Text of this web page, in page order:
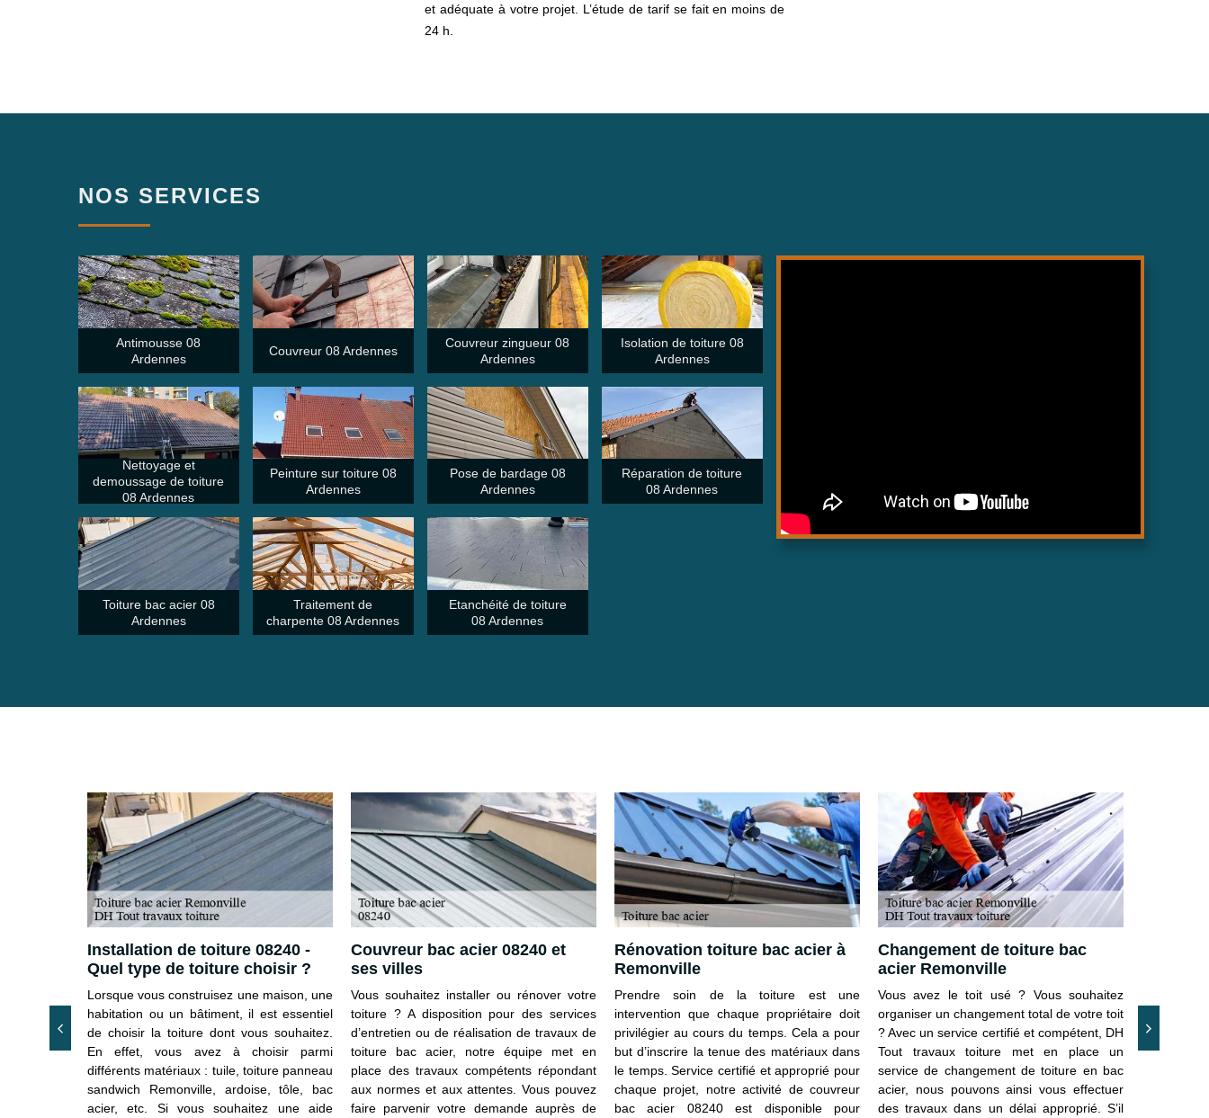
et adéquate à votre projet. L’étude de tarif se fait en moins de
24 h.
NOS SERVICES
Antimousse 08
Ardennes
Couvreur 08 Ardennes
Couvreur zingueur 08
Ardennes
Isolation de toiture 08
Ardennes
Nettoyage et
demoussage de toiture
08 Ardennes
Peinture sur toiture 08
Ardennes
Pose de bardage 08
Ardennes
Réparation de toiture
08 Ardennes
Toiture bac acier 08
Ardennes
Traitement de
charpente 08 Ardennes
Etanchéité de toiture
08 Ardennes
bac acier
Installation de toiture 08240 -
Quel type de toiture choisir ?
Lorsque vous construisez une maison, une
habitation ou un bâtiment, il est essentiel
de choisir la toiture dont vous souhaitez.
En effet, vous avez à choisir parmi
différents matériaux : tuile, toiture panneau
sandwich Remonville, ardoise, tôle, bac
acier, etc. Si vous souhaitez une aide
Couvreur bac acier 08240 et
ses villes
Vous souhaitez installer ou rénover votre
toiture ? A disposition pour des services
d’entretien ou de réalisation de travaux de
toiture bac acier, notre équipe met en
place des travaux compétents répondant
aux normes et aux attentes. Vous pouvez
faire parvenir votre demande auprès de
Rénovation toiture bac acier à
Remonville
Prendre soin de la toiture est une
intervention que chaque propriétaire doit
privilégier au cours du temps. Cela a pour
but d’inscrire la tenue des matériaux dans
le temps. Service certifié et approprié pour
chaque projet, notre activité de couvreur
bac acier 08240 est disponible pour
Changement de toiture bac
acier Remonville
Vous avez le toit usé ? Vous souhaitez
organiser un changement total de votre toit
? Avec un service certifié et compétent, DH
Tout travaux toiture met en place un
service de changement de toiture en bac
acier, nous pouvons ainsi vous effectuer
des travaux dans un délai approprié. S’il
notre